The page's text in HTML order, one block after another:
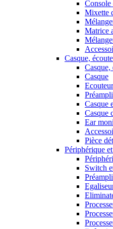
Console
Mixette
Matrice
Casque,
Casque,
Casque
Casque
Casque
Ear
Pièce
Périphérique
Switch